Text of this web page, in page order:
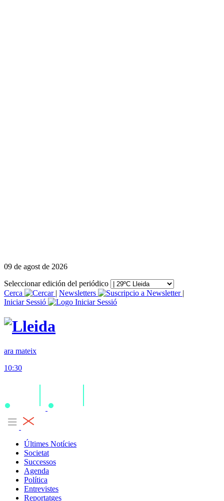
09 de agost de 2026
Seleccionar edición del periódico
Cerca
| Newsletters
|
Iniciar Sessió
ara mateix
10:30
Últimes Notícies
Societat
Successos
Agenda
Política
Entrevistes
Reportatges